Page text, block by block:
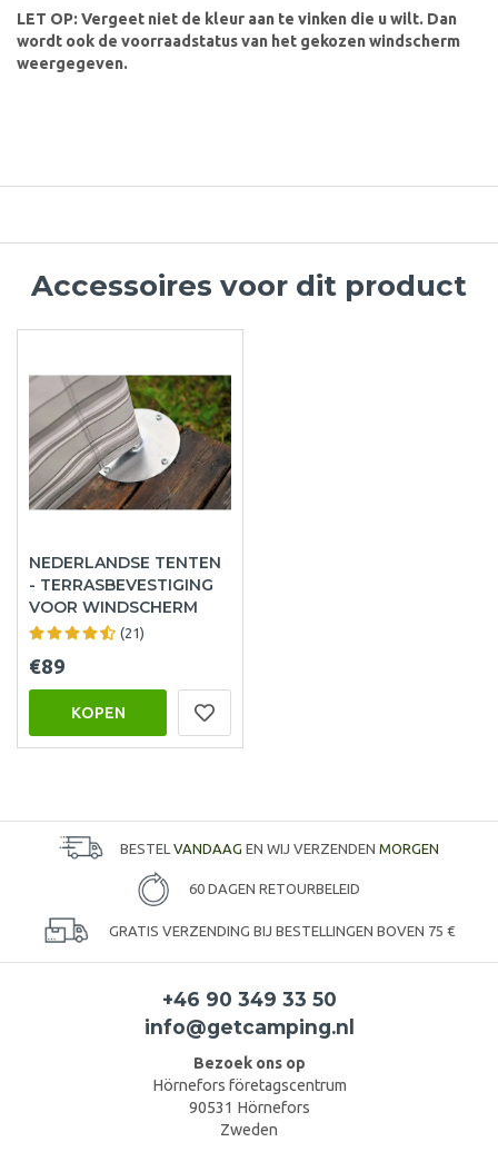
LET OP: Vergeet niet de kleur aan te vinken die u wilt. Dan
wordt ook de voorraadstatus van het gekozen windscherm
weergegeven.
Accessoires voor dit product
NEDERLANDSE TENTEN
- TERRASBEVESTIGING
VOOR WINDSCHERM
(21)
€89
KOPEN
BESTEL VANDAAG EN WIJ VERZENDEN MORGEN
60 DAGEN RETOURBELEID
GRATIS VERZENDING BIJ BESTELLINGEN BOVEN 75 €
+46 90 349 33 50
info@getcamping.nl
Bezoek ons op
Hörnefors företagscentrum
90531 Hörnefors
Zweden